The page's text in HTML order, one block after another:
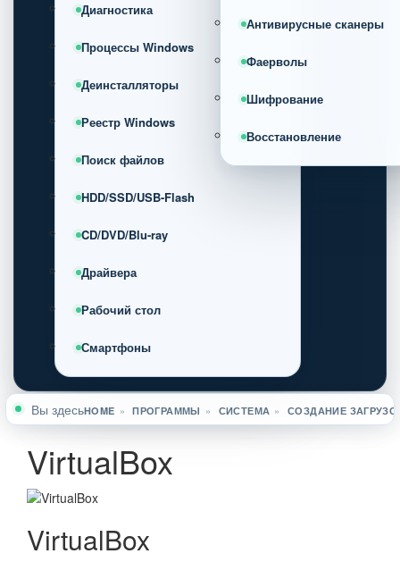
Диагностика
Процессы Windows
Деинсталляторы
Реестр Windows
Поиск файлов
HDD/SSD/USB-Flash
CD/DVD/Blu-ray
Драйвера
Рабочий стол
Смартфоны
Антивирусные сканеры
Фаерволы
Шифрование
Восстановление
Вы здесьHOME » ПРОГРАММЫ » СИСТЕМА » СОЗДАНИЕ
VirtualBox
VirtualBox